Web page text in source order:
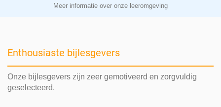
Meer informatie over onze leeromgeving
Enthousiaste bijlesgevers
Onze bijlesgevers zijn zeer gemotiveerd en zorgvuldig
geselecteerd.